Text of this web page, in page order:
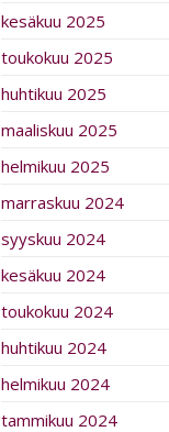
kesäkuu 2025
toukokuu 2025
huhtikuu 2025
maaliskuu 2025
helmikuu 2025
marraskuu 2024
syyskuu 2024
kesäkuu 2024
toukokuu 2024
huhtikuu 2024
helmikuu 2024
tammikuu 2024